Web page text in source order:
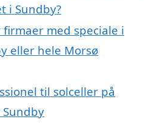
i Sundby?
med speciale i
eller hele Morsø
til solceller på